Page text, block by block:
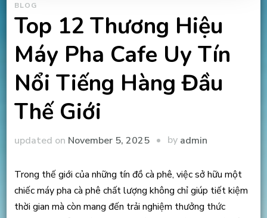
BLOG
Top 12 Thương Hiệu
Máy Pha Cafe Uy Tín
Nổi Tiếng Hàng Đầu
Thế Giới
updated on November 5, 2025 by admin
Trong thế giới của những tín đồ cà phê, việc sở hữu một
chiếc máy pha cà phê chất lượng không chỉ giúp tiết kiệm
thời gian mà còn mang đến trải nghiệm thưởng thức